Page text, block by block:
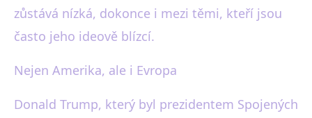
zůstává nízká, dokonce i mezi těmi, kteří jsou
často jeho ideově blízcí.
Nejen Amerika, ale i Evropa
Donald Trump, který byl prezidentem Spojených